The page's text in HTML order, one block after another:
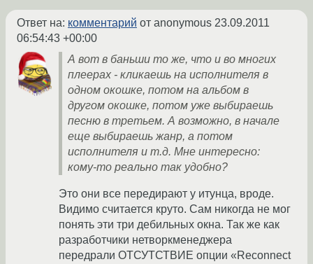
Ответ на: комментарий от anonymous 23.09.2011
06:54:43 +00:00
А вот в баньши то же, что и во многих
плеерах - кликаешь на исполнителя в
одном окошке, потом на альбом в
другом окошке, потом уже выбираешь
песню в третьем. А возможно, в начале
еще выбираешь жанр, а потом
исполнителя и т.д. Мне интересно:
кому-то реально так удобно?
Это они все передирают у итунца, вроде.
Видимо считается круто. Сам никогда не мог
понять эти три дебильных окна. Так же как
разработчики нетворкменеджера
передрали ОТСУТСТВИЕ опции «Reconnect